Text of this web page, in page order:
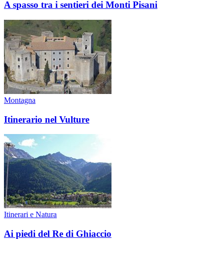
A spasso tra i sentieri dei Monti Pisani
Montagna
Itinerario nel Vulture
Itinerari e Natura
Ai piedi del Re di Ghiaccio